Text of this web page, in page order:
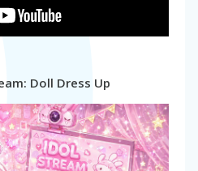
Doll Dress Up